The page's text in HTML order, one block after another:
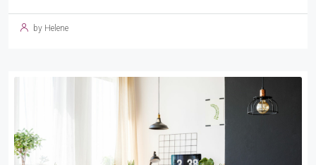
by Helene